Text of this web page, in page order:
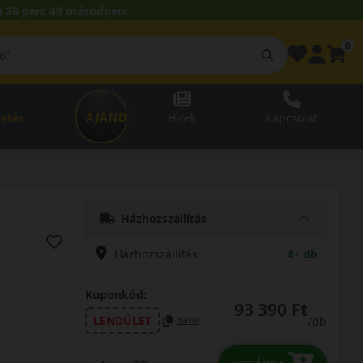
26 perc 48 másodperc.
AJÁNDÉKUTALVÁNY
Házhozszállítás
Házhozszállítás 4+ db
Kuponkód:
LENDÜLET
másol 93 390 Ft
/db